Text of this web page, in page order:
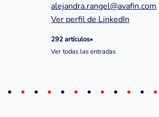
alejandra.rangel@avafin.com
Ver perfil de LinkedIn
292 artículos•
Ver todas las entradas